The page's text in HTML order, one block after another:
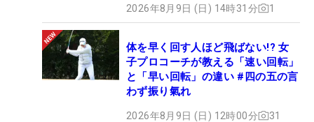
2026年8月9日 (日) 14時31分 1
体を早く回す人ほど飛ばない!? 女
子プロコーチが教える「速い回転」
と「早い回転」の違い #四の五の言
わず振り氣れ
2026年8月9日 (日) 12時00分 31